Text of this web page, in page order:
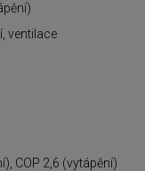
ventilace
COP 2,6 (vytápění)